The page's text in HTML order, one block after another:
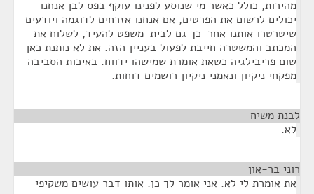
מהירות, כולל כאשר מי שנוסע לפנינו עוקף בפס לבן אנחנו
יכולים לרשום את הפרטים, אם אנחנו אזרחים לדוגמה ויודעים
שיטרטרו אותנו אחר-כך גם לבית-משפט להעיד, לשלוח את
המכתב והמשטרה חייבת לפעול בעניין הזה. את לא נותנת כאן
שום פריבילגיה כשאת אומרת שמישהו ידווח. באיכות הסביבה
מפקחי ניקיון ונאמני ניקיון רושמים דוחות.
לבנת משיח
לא.
רוני בר-און
את אומרת לי לא. אני אומר לך כן. אותו דבר עושים משקיפי